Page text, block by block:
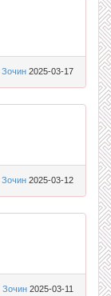
Зочин 2025-03-17
Зочин 2025-03-12
Зочин 2025-03-11